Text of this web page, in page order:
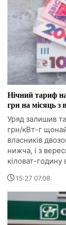
Нічний тариф
грн на місяць з
Уряд залишив
грн/кВт-г
власників
нижча, і з
кіловат-годину
15:27 07.08